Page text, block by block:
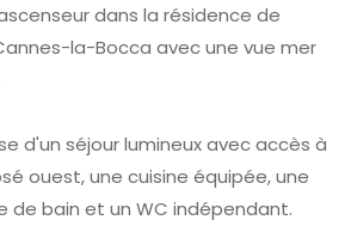
dans la résidence de
la-Bocca avec une vue mer
d'un séjour lumineux avec accès à
ouest, une cuisine équipée, une
de bain et un WC indépendant.